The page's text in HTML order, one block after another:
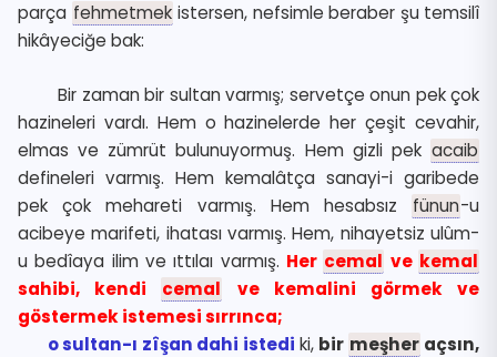
parça fehmetmek istersen, nefsimle beraber şu temsilî
hikâyeciğe bak:
Bir zaman bir sultan varmış; servetçe onun pek çok
hazineleri vardı. Hem o hazinelerde her çeşit cevahir,
elmas ve zümrüt bulunuyormuş. Hem gizli pek acaib
defineleri varmış. Hem kemalâtça sanayi-i garibede
pek çok mehareti varmış. Hem hesabsız fünun-u
acibeye marifeti, ihatası varmış. Hem, nihayetsiz ulûm-
u bedîaya ilim ve ıttılaı varmış. Her cemal ve kemal
sahibi, kendi cemal
ve kemalini görmek ve
göstermek istemesi sırrınca;
o sultan-ı zîşan dahi istedi ki, bir meşher açsın,